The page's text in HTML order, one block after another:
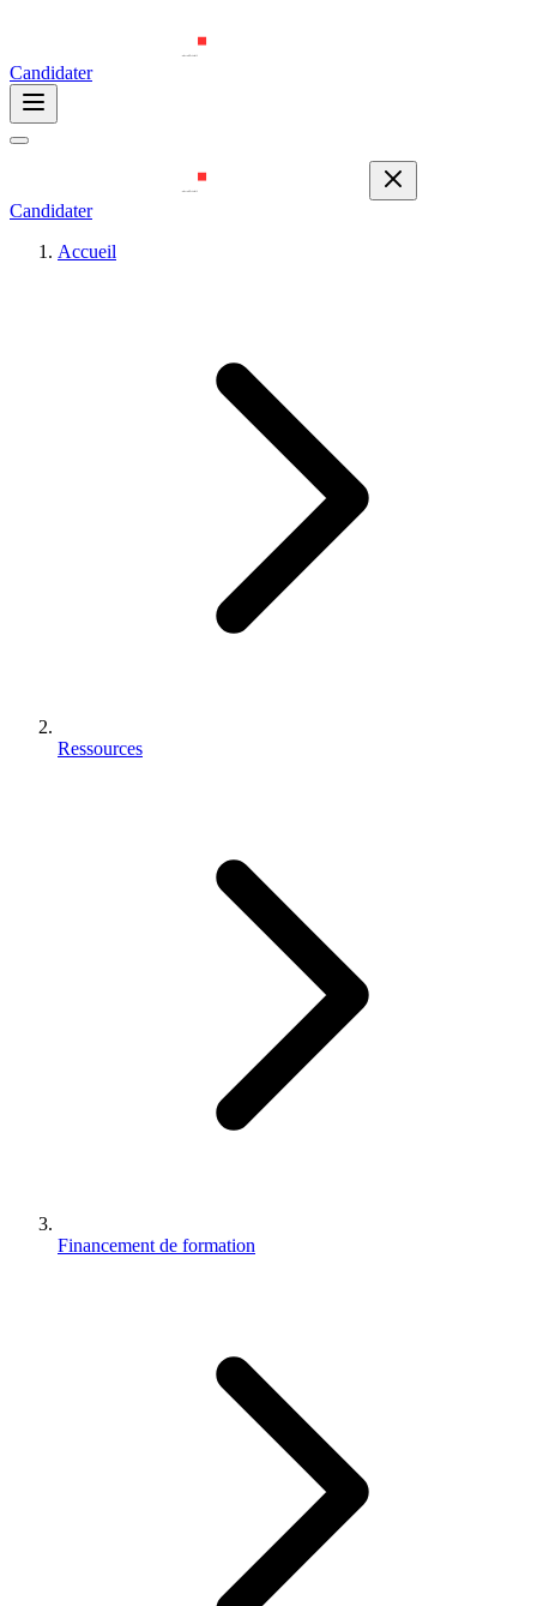
Candidater
Candidater
Accueil
Ressources
Financement de formation